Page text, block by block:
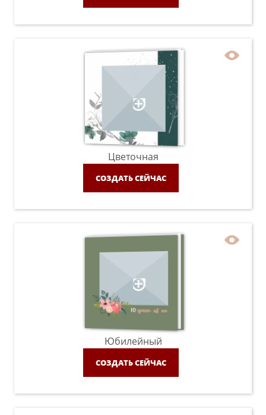
Цветочная
СОЗДАТЬ СЕЙЧАС
Юбилейный
СОЗДАТЬ СЕЙЧАС